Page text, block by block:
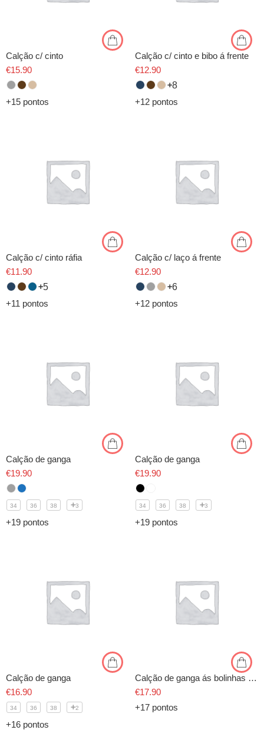
Calção c/ cinto
€15.90
+15 pontos
Calção c/ cinto e bibo á frente
€12.90
8
+12 pontos
Calção c/ cinto ráfia
€11.90
5
+11 pontos
Calção c/ laço á frente
€12.90
6
+12 pontos
Calção de ganga
€19.90
34 36 38 3
+19 pontos
Calção de ganga
€19.90
34 36 38 3
+19 pontos
Calção de ganga
€16.90
34 36 38 2
+16 pontos
Calção de ganga ás bolinhas c/ cinto
€17.90
+17 pontos